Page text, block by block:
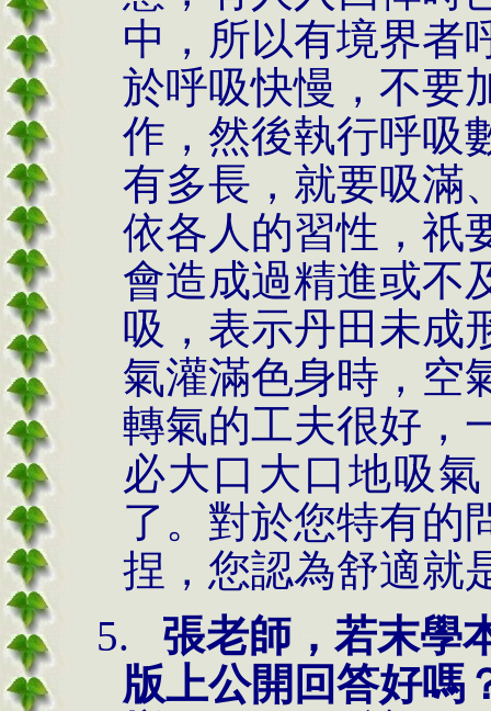
中，所以有境界者
於呼吸快慢，不要
作，然後執行呼吸
有多長，就要吸滿
依各人的習性，祇
會造成過精進或不
吸，表示丹田未成
氣灌滿色身時，空
轉氣的工夫很好，
必大口大口地吸
了。對於您特有的
捏，您認為舒適就
5. 張老師，若末學
版上公開回答好嗎